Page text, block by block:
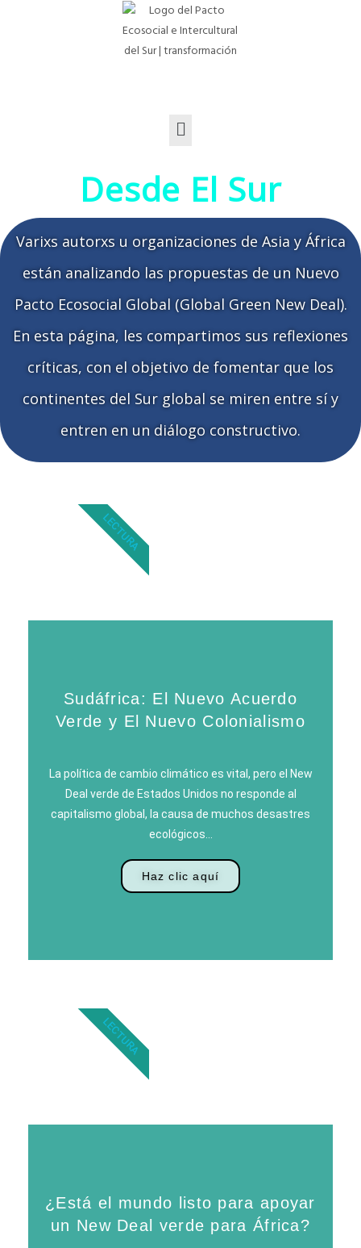
Desde El Sur
Varixs autorxs u organizaciones de Asia y África
están analizando las propuestas de un Nuevo
Pacto Ecosocial Global (Global Green New Deal).
En esta página, les compartimos sus reflexiones
críticas, con el objetivo de fomentar que los
continentes del Sur global se miren entre sí y
entren en un diálogo constructivo.
Sudáfrica: El Nuevo Acuerdo
Verde y El Nuevo Colonialismo
La política de cambio climático es vital, pero el New
Deal verde de Estados Unidos no responde al
capitalismo global, la causa de muchos desastres
ecológicos…
Haz clic aquí
LECTURA
¿Está el mundo listo para apoyar
un New Deal verde para África?
LECTURA